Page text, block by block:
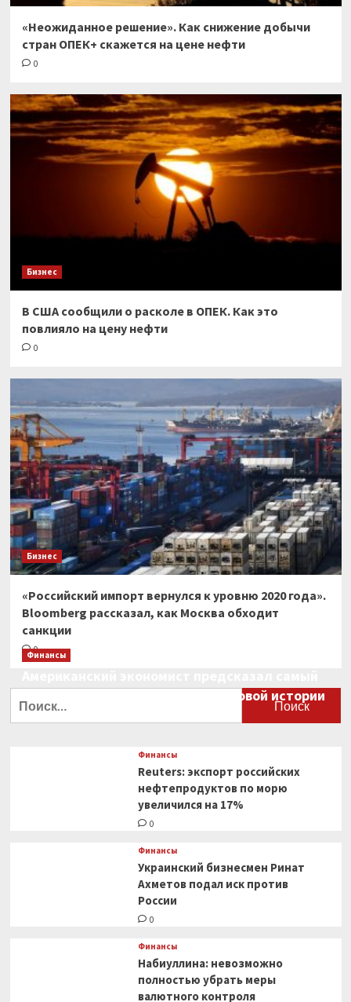
«Неожиданное решение». Как снижение добычи
стран ОПЕК+ скажется на цене нефти
0
Бизнес
В США сообщили о расколе в ОПЕК. Как это
повлияло на цену нефти
0
Бизнес
«Российский импорт вернулся к уровню 2020 года».
Bloomberg рассказал, как Москва обходит
санкции
0
Финансы
большой финансовый крах в мировой истории
Финансы
Reuters: экспорт российских
нефтепродуктов по морю
увеличился на 17%
0
Финансы
Украинский бизнесмен Ринат
Ахметов подал иск против
России
0
Финансы
Набиуллина: невозможно
полностью убрать меры
валютного контроля